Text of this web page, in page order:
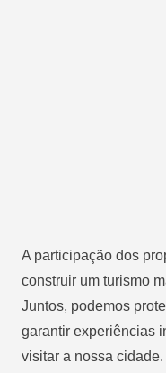
A participação dos
construir um turismo
Juntos, podemos
garantir experiências
visitar a nossa cidade.